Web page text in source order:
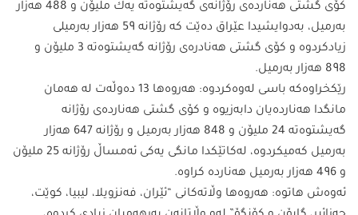
كۆى گشتى هه‌نارده‌ى رۆژانه‌ى گه‌یشتوه‌ته‌ یه‌ك ملیۆن و 488 هه‌زار
به‌رمیل، به‌دوایشیدا عێراق ده‌ێت كه‌ رۆژانه‌ 59 هه‌زار به‌رمیلى
زیادكردوه‌ و كۆى گشتى هه‌نادره‌ى رۆژانه‌ گه‌یشتوه‌ته‌ 3 ملیۆن و
898 هه‌زار به‌رمیل.
رێكخراوه‌كه‌ باسى له‌وه‌كردوه‌: هه‌روه‌ها 13 ده‌وڵه‌ت له‌ هه‌مان
مانگدا هه‌نارده‌یان دابه‌زیوه‌ و كۆى گشتى هه‌نارده‌ى رۆژانه‌
گه‌یشتوه‌ته‌ 24 ملیۆن و 848 هه‌زار به‌رمیل و رۆژانه‌ 647 هه‌زار
به‌رمیل كه‌میكردوه‌، له‌كاتێكدا مانگى یه‌كى ئه‌مساڵ رۆژانه‌ 25 ملیۆن
و 496 هه‌زار به‌رمیل هه‌نارده‌ كراوه‌.
ئه‌وه‌ش هاتوه‌: هه‌روه‌ها وڵاته‌كانى “ئێران، فه‌نزویلا، لیبیا، كوێت،